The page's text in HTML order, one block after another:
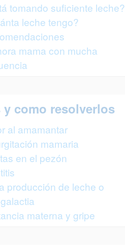
tomando suficiente leche?
leche tengo?
mama con mucha
y como resolverlos
al amamantar
mamaria
en el pezón
producción de leche o
materna y gripe